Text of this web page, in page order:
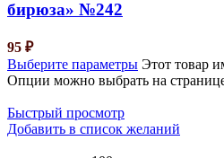
бирюза» №242
95 ₽
Выберите параметры Этот товар
Опции можно выбрать на
Быстрый просмотр
Добавить в список желаний